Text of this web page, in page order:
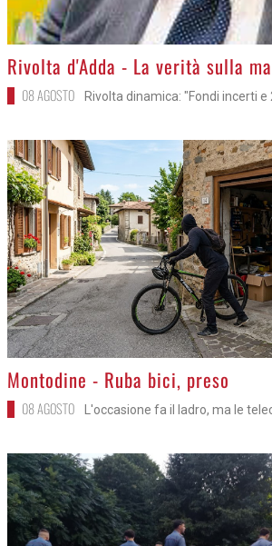
>
Rivolta d'Adda - La verità sulla
08 AGOSTO Rivolta dinamica: "Fondi incerti
>Montodine - Ruba bici, preso
08 AGOSTO L'occasione fa il ladro, ma le